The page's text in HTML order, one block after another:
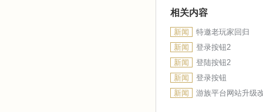
相关内容
新闻
特邀老玩家回归
新闻
登录按钮2
新闻
登陆按钮2
新闻
登录按钮
新闻
游族平台网站升级